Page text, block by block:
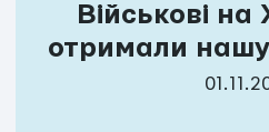
Військові на
отримали